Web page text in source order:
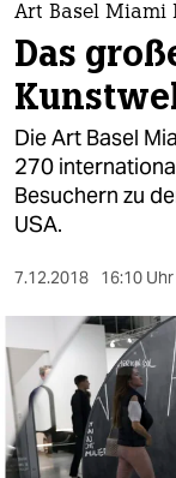
themen
politik
öko
gesellschaft
kultur
sport
berlin
nord
wahrheit
Art Basel Miami
Das
Die Art Basel
270
Besuchern zu
USA.
7.12.2018 16:10 Uhr